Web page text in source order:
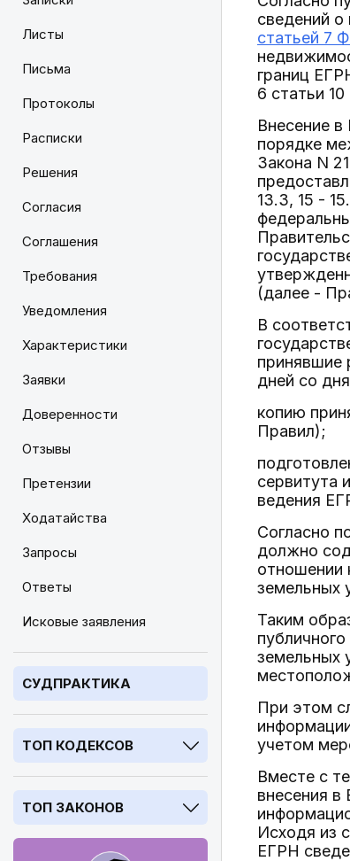
Листы
Письма
Протоколы
Расписки
Решения
Согласия
Соглашения
Требования
Уведомления
Характеристики
Заявки
Доверенности
Отзывы
Претензии
Ходатайства
Запросы
Ответы
Исковые заявления
СУДПРАКТИКА
ТОП КОДЕКСОВ
ТОП ЗАКОНОВ
сведений
статьей 7
границ
6 статьи
Внесение
порядке
Закона N
13.3, 15 -
(далее -
В
принявшие
дней со
копию
Правил);
сервитута
ведения
Согласно
должно
отношении
земельных
Таким
земельных
При этом
учетом
Вместе с
внесения
Исходя из
ЕГРН